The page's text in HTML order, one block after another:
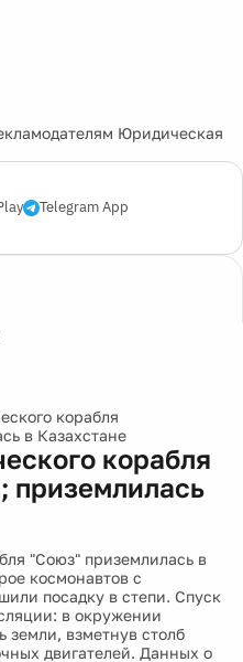
Юридическая
Telegram App
корабля
в Казахстане
корабля
приземлилась
"Союз" приземлилась в
космонавтов с
посадку в степи. Спуск
в окружении
земли, взметнув столб
двигателей. Данных о